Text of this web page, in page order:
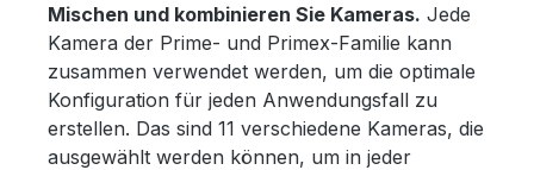
Mischen und kombinieren Sie Kameras. Jede
Kamera der Prime- und Primex-Familie kann
zusammen verwendet werden, um die optimale
Konfiguration für jeden Anwendungsfall zu
erstellen. Das sind 11 verschiedene Kameras, die
ausgewählt werden können, um in jeder